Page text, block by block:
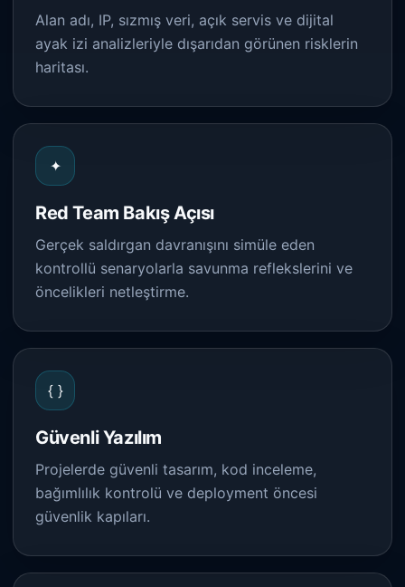
Alan adı, IP, sızmış veri, açık servis ve dijital
ayak izi analizleriyle dışarıdan görünen risklerin
haritası.
✦
Red Team Bakış Açısı
Gerçek saldırgan davranışını simüle eden
kontrollü senaryolarla savunma reflekslerini ve
öncelikleri netleştirme.
{ }
Güvenli Yazılım
Projelerde güvenli tasarım, kod inceleme,
bağımlılık kontrolü ve deployment öncesi
güvenlik kapıları.